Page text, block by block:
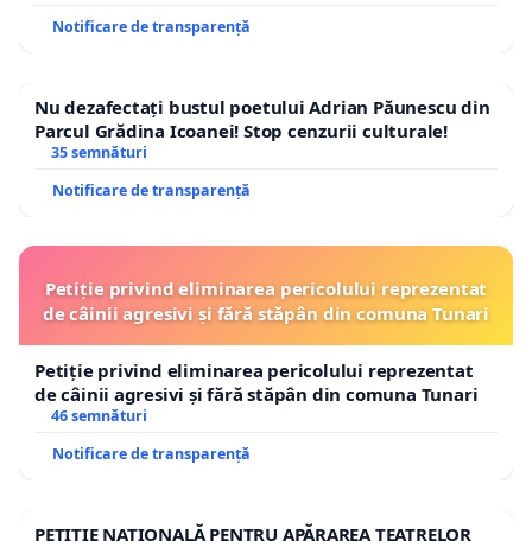
Notificare de transparență
Nu dezafectați bustul poetului Adrian Păunescu din
Parcul Grădina Icoanei! Stop cenzurii culturale!
35 semnături
Notificare de transparență
Petiție privind eliminarea pericolului reprezentat
de câinii agresivi și fără stăpân din comuna Tunari
Petiție privind eliminarea pericolului reprezentat
de câinii agresivi și fără stăpân din comuna Tunari
46 semnături
Notificare de transparență
PETIȚIE NAȚIONALĂ PENTRU APĂRAREA TEATRELOR